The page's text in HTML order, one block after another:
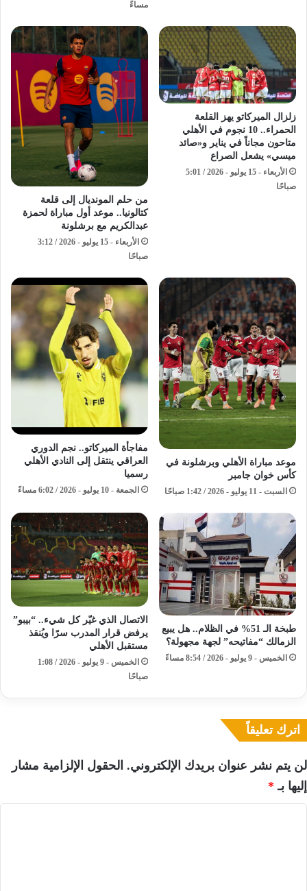
مساءً
زلزال الميركاتو يهز القلعة
الحمراء.. 10 نجوم في الأهلي
متاحون مجاناً في يناير و«صائد
ميسي» يشعل الصراع
الأربعاء - 15 يوليو - 2026 / 5:01
صباحًا
من حلم المونديال إلى قلعة
كتالونيا.. موعد أول مباراة لحمزة
عبدالكريم مع برشلونة
الأربعاء - 15 يوليو - 2026 / 3:12
صباحًا
موعد مباراة الأهلي وبرشلونة في
كأس خوان جامبر
السبت - 11 يوليو - 2026 / 1:42 صباحًا
مفاجأة الميركاتو.. نجم الدوري
العراقي ينتقل إلى النادي الأهلي
رسميا
الجمعة - 10 يوليو - 2026 / 6:02 مساءً
طبخة الـ 51% في الظلام.. هل يبيع
الزمالك “مفاتيحه” لجهة مجهولة؟
الخميس - 9 يوليو - 2026 / 8:54 مساءً
الاتصال الذي غيّر كل شيء.. “بيبو”
يرفض قرار المدرب سرًا ويُنقذ
مستقبل الأهلي
الخميس - 9 يوليو - 2026 / 1:08
صباحًا
اترك تعليقاً
لن يتم نشر عنوان بريدك الإلكتروني. الحقول الإلزامية مشار
إليها بـ *